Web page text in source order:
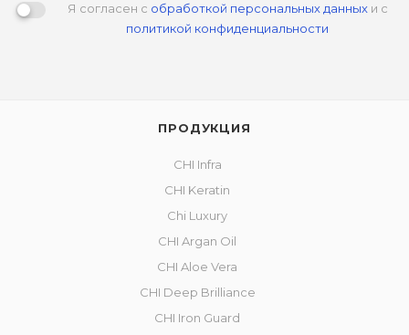
Я согласен с обработкой персональных данныхи с
политикой конфиденциальности
ПРОДУКЦИЯ
CHI Infra
CHI Keratin
Chi Luxury
CHI Argan Oil
CHI Aloe Vera
CHI Deep Brilliance
CHI Iron Guard